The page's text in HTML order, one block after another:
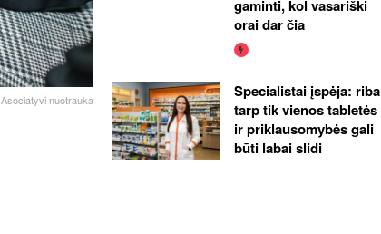
Asociatyvi nuotrauka
gaminti, kol vasariški
orai dar čia
Specialistai įspėja: riba
tarp tik vienos tabletės
ir priklausomybės gali
būti labai slidi